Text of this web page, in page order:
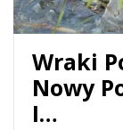
Wraki
Nowy
I…